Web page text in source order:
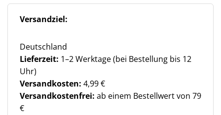
Versandziel:
Deutschland
Lieferzeit: 1–2 Werktage (bei Bestellung bis 12
Uhr)
Versandkosten: 4,99 €
Versandkostenfrei: ab einem Bestellwert von 79
€